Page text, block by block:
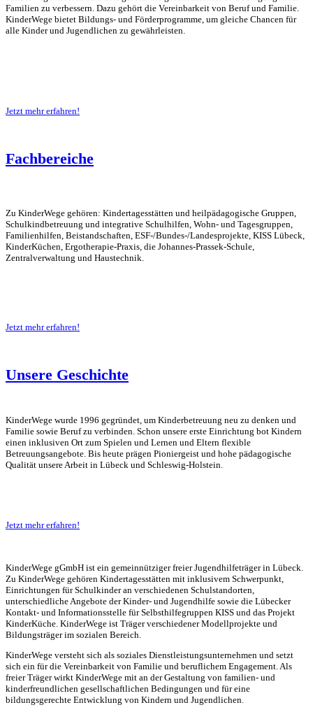
Familien zu verbessern. Dazu gehört die Vereinbarkeit von Beruf und Familie.
KinderWege bietet Bildungs- und Förderprogramme, um gleiche Chancen für
alle Kinder und Jugendlichen zu gewährleisten.
Jetzt mehr erfahren!
Fachbereiche
Zu KinderWege gehören: Kindertagesstätten und heilpädagogische Gruppen,
Schulkindbetreuung und integrative Schulhilfen, Wohn- und Tagesgruppen,
Familienhilfen, Beistandschaften, ESF-/Bundes-/Landesprojekte, KISS Lübeck,
KinderKüchen, Ergotherapie-Praxis, die Johannes-Prassek-Schule,
Zentralverwaltung und Haustechnik.
Jetzt mehr erfahren!
Unsere Geschichte
KinderWege wurde 1996 gegründet, um Kinderbetreuung neu zu denken und
Familie sowie Beruf zu verbinden. Schon unsere erste Einrichtung bot Kindern
einen inklusiven Ort zum Spielen und Lernen und Eltern flexible
Betreuungsangebote. Bis heute prägen Pioniergeist und hohe pädagogische
Qualität unsere Arbeit in Lübeck und Schleswig-Holstein.
Jetzt mehr erfahren!
KinderWege gGmbH ist ein gemeinnütziger freier Jugendhilfeträger in Lübeck.
Zu KinderWege gehören Kindertagesstätten mit inklusivem Schwerpunkt,
Einrichtungen für Schulkinder an verschiedenen Schulstandorten,
unterschiedliche Angebote der Kinder- und Jugendhilfe sowie die Lübecker
Kontakt- und Informationsstelle für Selbsthilfegruppen KISS und das Projekt
KinderKüche. KinderWege ist Träger verschiedener Modellprojekte und
Bildungsträger im sozialen Bereich.
KinderWege versteht sich als soziales Dienstleistungsunternehmen und setzt
sich ein für die Vereinbarkeit von Familie und beruflichem Engagement. Als
freier Träger wirkt KinderWege mit an der Gestaltung von familien- und
kinderfreundlichen gesellschaftlichen Bedingungen und für eine
bildungsgerechte Entwicklung von Kindern und Jugendlichen.